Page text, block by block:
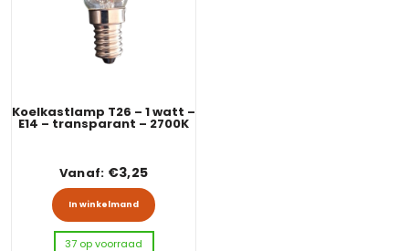
Koelkastlamp T26 – 1 watt –
E14 – transparant – 2700K
Vanaf: €3,25
In winkelmand Dit product heeft meerdere variaties.
37 op voorraad